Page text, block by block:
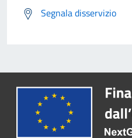
Segnala disservizio